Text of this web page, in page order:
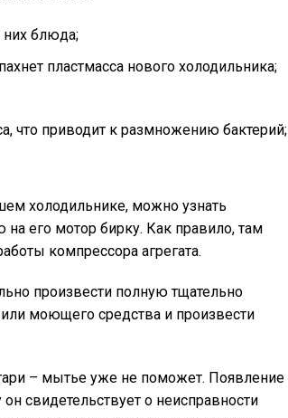
них блюда;
пластмасса нового холодильника;
что приводит к размножению бактерий;
холодильнике, можно узнать
его мотор бирку. Как правило, там
компрессора агрегата.
произвести полную тщательно
моющего средства и произвести
– мытье уже не поможет. Появление
свидетельствует о неисправности